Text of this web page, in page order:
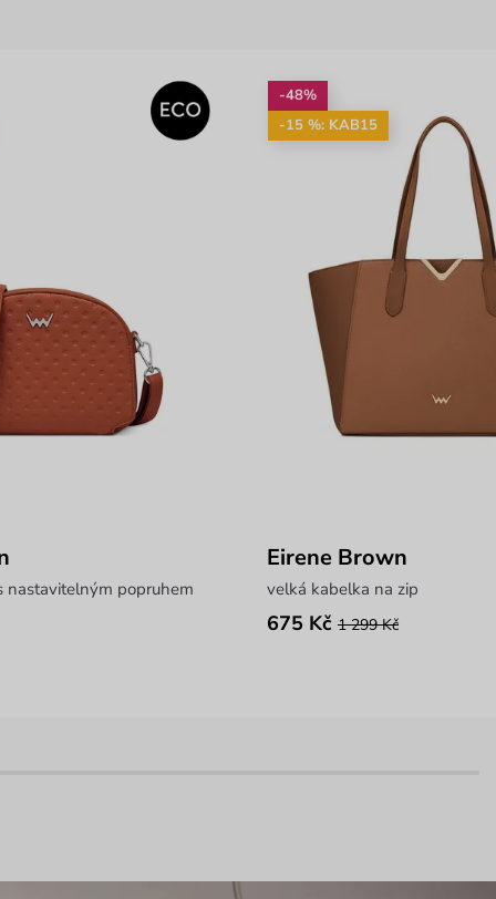
nastavitelným popruhem
-48%
-15 %: KAB15
Eirene Brown
velká kabelka na zip
675 Kč 1 299 Kč